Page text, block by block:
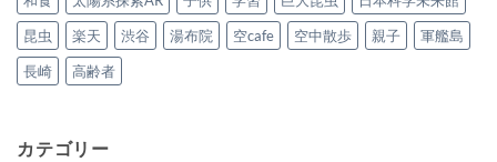
昆虫
楽天 渋谷 湯布院 空cafe 空中散歩 親子
軍艦島
長崎
高齢者
カテゴリー